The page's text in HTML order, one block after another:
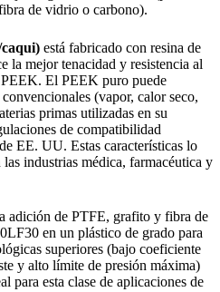
de vidrio o carbono).
está fabricado con resina de
la mejor tenacidad y resistencia al
El PEEK puro puede
(vapor, calor seco,
primas utilizadas en su
de compatibilidad
EE. UU. Estas características lo
industrias médica, farmacéutica y
adición de PTFE, grafito y fibra de
en un plástico de grado para
superiores (bajo coeficiente
y alto límite de presión máxima)
para esta clase de aplicaciones de